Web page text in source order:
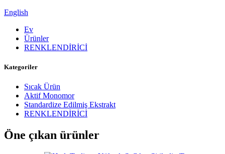
English
Ev
Ürünler
RENKLENDİRİCİ
Kategoriler
Sıcak Ürün
Aktif Monomor
Standardize Edilmiş Ekstrakt
RENKLENDİRİCİ
Öne çıkan ürünler